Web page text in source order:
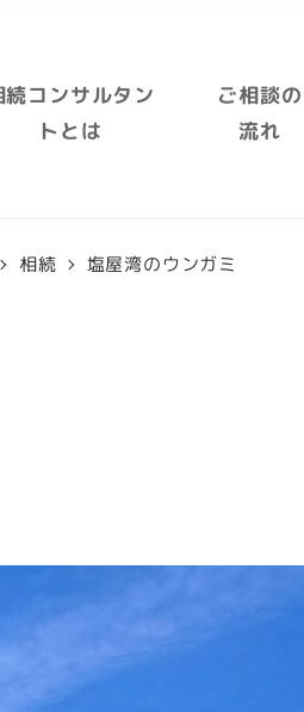
続コンサルタン
トとは
ご相談の
流れ
相続 塩屋湾のウンガミ